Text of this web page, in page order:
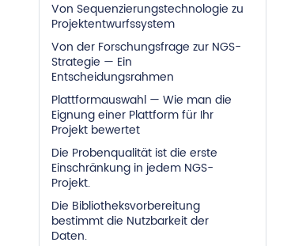
Von Sequenzierungstechnologie zu
Projektentwurfssystem
Von der Forschungsfrage zur NGS-
Strategie — Ein
Entscheidungsrahmen
Plattformauswahl — Wie man die
Eignung einer Plattform für Ihr
Projekt bewertet
Die Probenqualität ist die erste
Einschränkung in jedem NGS-
Projekt.
Die Bibliotheksvorbereitung
bestimmt die Nutzbarkeit der
Daten.